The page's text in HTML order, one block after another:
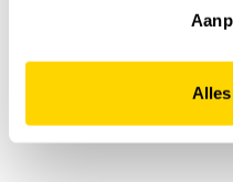
website niet optimaal